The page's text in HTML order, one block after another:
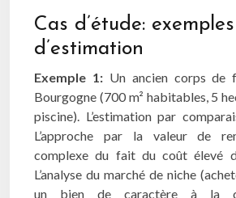
Cas d’étude:
d’estimation
Exemple 1: Un ancien corps de
Bourgogne (700 m² habitables, 5
piscine). L’estimation par
L’approche par la valeur de
complexe du fait du coût élevé
L’analyse du marché de niche
un bien de caractère à la